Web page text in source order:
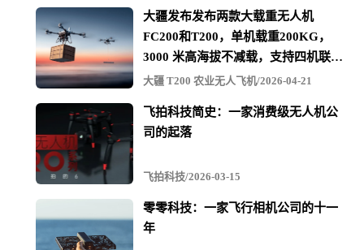
MG-1P RTK等无人机，方便用于测量、农业边界测量以及
三维测绘建图等高精度应用领域。设备便于拆装、架设、
校准，大大提高了作业效率。
一体化解决方案，多任务能手
大疆发布发布两款大载重无人机
FC200和T200，单机载重200KG，
3000 米高海拔不减载，支持四机联吊
最多600KG
大疆 T200 农业无人飞机/2026-04-21
飞拍科技简史：一家消费级无人机公
司的起落
飞拍科技/2026-03-15
零零科技：一家飞行相机公司的十一
年